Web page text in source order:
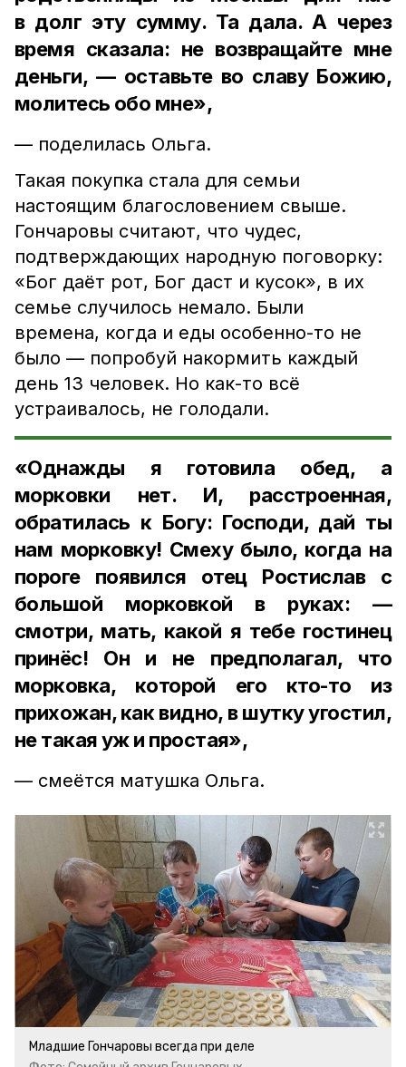
в долг эту сумму. Та дала. А через
время сказала: не возвращайте мне
деньги, — оставьте во славу Божию,
молитесь обо мне»,
— поделилась Ольга.
Такая покупка стала для семьи
настоящим благословением свыше.
Гончаровы считают, что чудес,
подтверждающих народную поговорку:
«Бог даёт рот, Бог даст и кусок», в их
семье случилось немало. Были
времена, когда и еды особенно-то не
было — попробуй накормить каждый
день 13 человек. Но как-то всё
устраивалось, не голодали.
«Однажды я готовила обед, а
морковки нет. И, расстроенная,
обратилась к Богу: Господи, дай ты
нам морковку! Смеху было, когда на
пороге появился отец Ростислав с
большой морковкой в руках: —
смотри, мать, какой я тебе гостинец
принёс! Он и не предполагал, что
морковка, которой его кто-то из
прихожан, как видно, в шутку угостил,
не такая уж и простая»,
— смеётся матушка Ольга.
Младшие Гончаровы всегда при деле